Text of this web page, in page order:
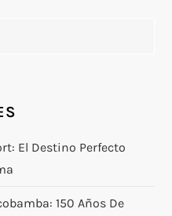
El Destino Perfecto
150 Años De